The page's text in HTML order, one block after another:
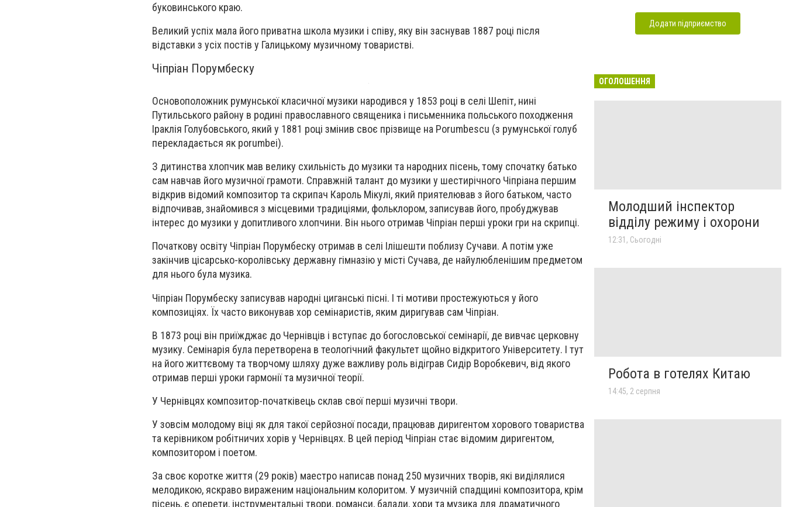
буковинського краю.
Великий успіх мала його приватна школа музики і співу, яку він заснував 1887 році після
відставки з усіх постів у Галицькому музичному товаристві.
Чіпріан Порумбеску
Основоположник румунської класичної музики народився у 1853 році в селі Шепіт, нині
Путильського району в родині православного священика і письменника польського походження
Іраклія Голубовського, який у 1881 році змінив своє прізвище на Porumbescu (з румунської голуб
перекладається як porumbei).
З дитинства хлопчик мав велику схильність до музики та народних пісень, тому спочатку батько
сам навчав його музичної грамоти. Справжній талант до музики у шестирічного Чіпріана першим
відкрив відомий композитор та скрипач Кароль Мікулі, який приятелював з його батьком, часто
відпочивав, знайомився з місцевими традиціями, фольклором, записував його, пробуджував
інтерес до музики у допитливого хлопчини. Він нього отримав Чіпріан перші уроки гри на скрипці.
Початкову освіту Чіпріан Порумбеску отримав в селі Ілішешти поблизу Сучави. А потім уже
закінчив цісарсько-королівську державну гімназію у місті Сучава, де найулюбленішим предметом
для нього була музика.
Чіпріан Порумбеску записував народні циганські пісні. І ті мотиви простежуються у його
композиціях. Їх часто виконував хор семінаристів, яким диригував сам Чіпріан.
В 1873 році він приїжджає до Чернівців і вступає до богословської семінарії, де вивчає церковну
музику. Семінарія була перетворена в теологічний факультет щойно відкритого Університету. І тут
на його життєвому та творчому шляху дуже важливу роль відіграв Сидір Воробкевич, від якого
отримав перші уроки гармонії та музичної теорії.
У Чернівцях композитор-початківець склав свої перші музичні твори.
У зовсім молодому віці як для такої серйозної посади, працював диригентом хорового товариства
та керівником робітничих хорів у Чернівцях. В цей період Чіпріан стає відомим диригентом,
композитором і поетом.
За своє коротке життя (29 років) маестро написав понад 250 музичних творів, які виділялися
мелодикою, яскраво вираженим національним колоритом. У музичній спадщині композитора, крім
пісень, є оперети, інструментальні твори, романси, балади, хори та музика для драматичного
Додати підприємство
ОГОЛОШЕННЯ
Молодший інспектор
відділу режиму і охорони
12:31, Сьогодні
Робота в готелях Китаю
14:45, 2 серпня